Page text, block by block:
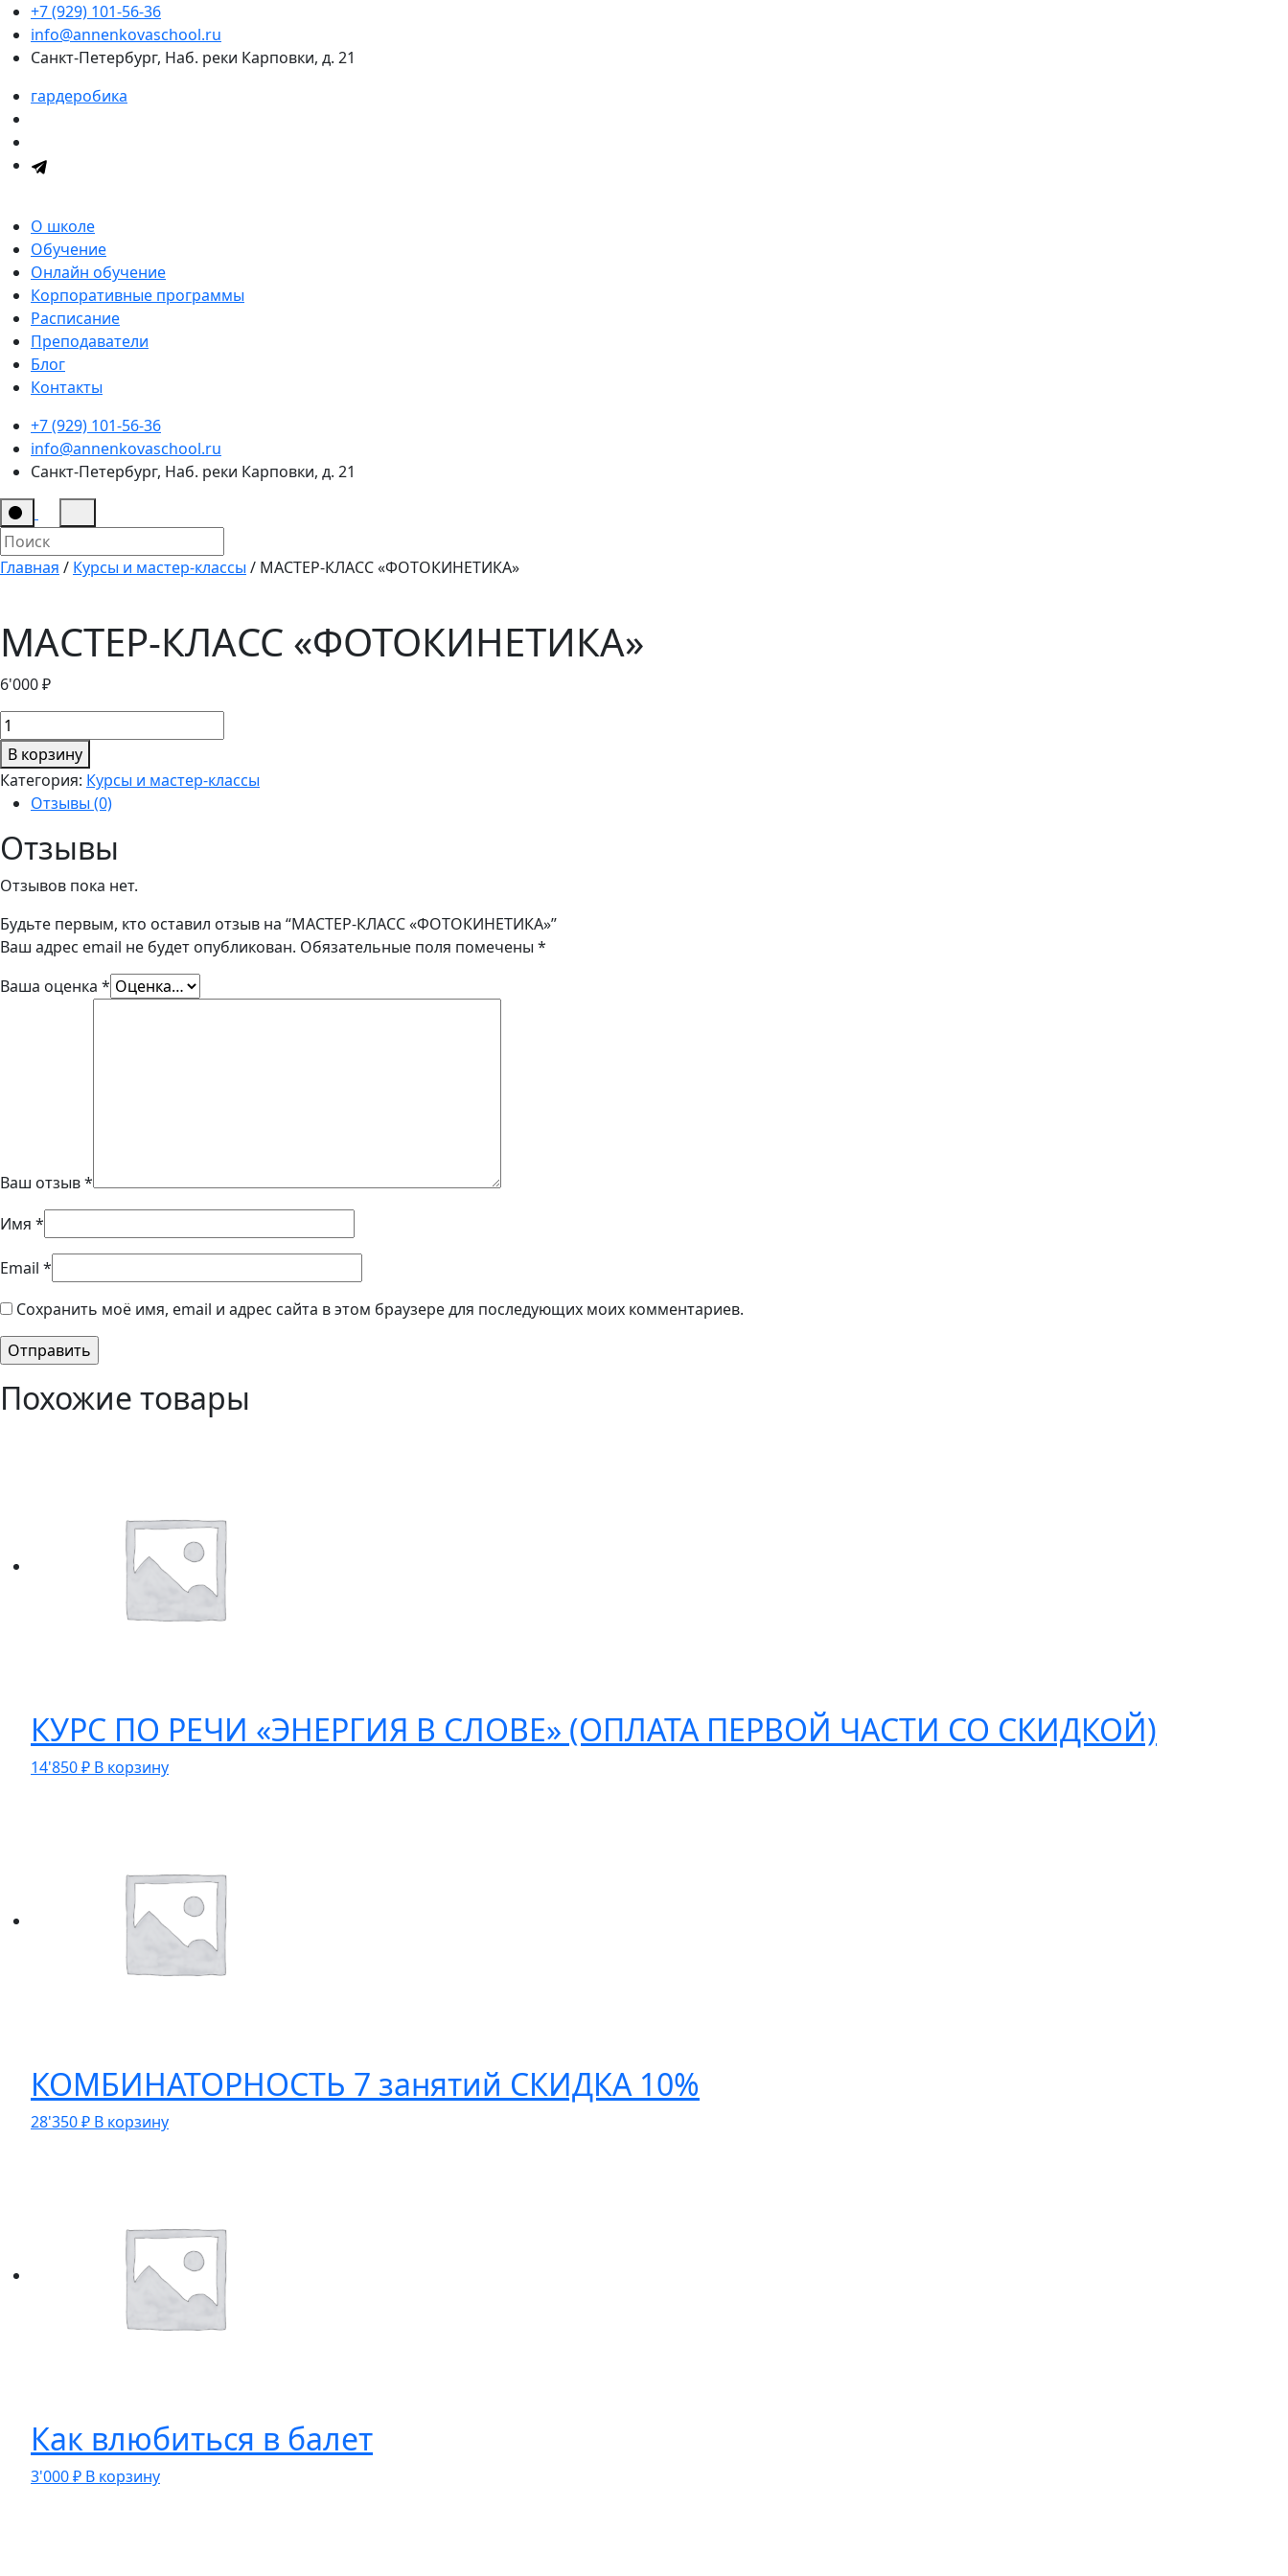
+7 (929) 101-56-36
info@annenkovaschool.ru
Санкт-Петербург, Наб. реки Карповки, д. 21
гардеробика
О школе
Обучение
Онлайн обучение
Корпоративные программы
Расписание
Преподаватели
Блог
Контакты
+7 (929) 101-56-36
info@annenkovaschool.ru
Санкт-Петербург, Наб. реки Карповки, д. 21
Главная / Курсы и мастер-классы / МАСТЕР-КЛАСС «ФОТОКИНЕТИКА»
МАСТЕР-КЛАСС «ФОТОКИНЕТИКА»
6'000₽
Количество
товара
МАСТЕР-
КЛАСС
"ФОТОКИНЕТИКА"
В корзину
Категория: Курсы и мастер-классы
Отзывы (0)
Отзывы
Отзывов пока нет.
Будьте первым, кто оставил отзыв на “МАСТЕР-КЛАСС «ФОТОКИНЕТИКА»”
Ваш адрес email не будет опубликован. Обязательные поля помечены *
Ваша оценка *
Ваш отзыв*
Имя *
Email *
Сохранить моё имя, email и адрес сайта в этом браузере для последующих моих комментариев.
Похожие товары
КУРС ПО РЕЧИ «ЭНЕРГИЯ В СЛОВЕ» (ОПЛАТА ПЕРВОЙ ЧАСТИ СО СКИДКОЙ)
14'850₽ В корзину
КОМБИНАТОРНОСТЬ 7 занятий СКИДКА 10%
28'350₽ В корзину
Как влюбиться в балет
3'000₽ В корзину